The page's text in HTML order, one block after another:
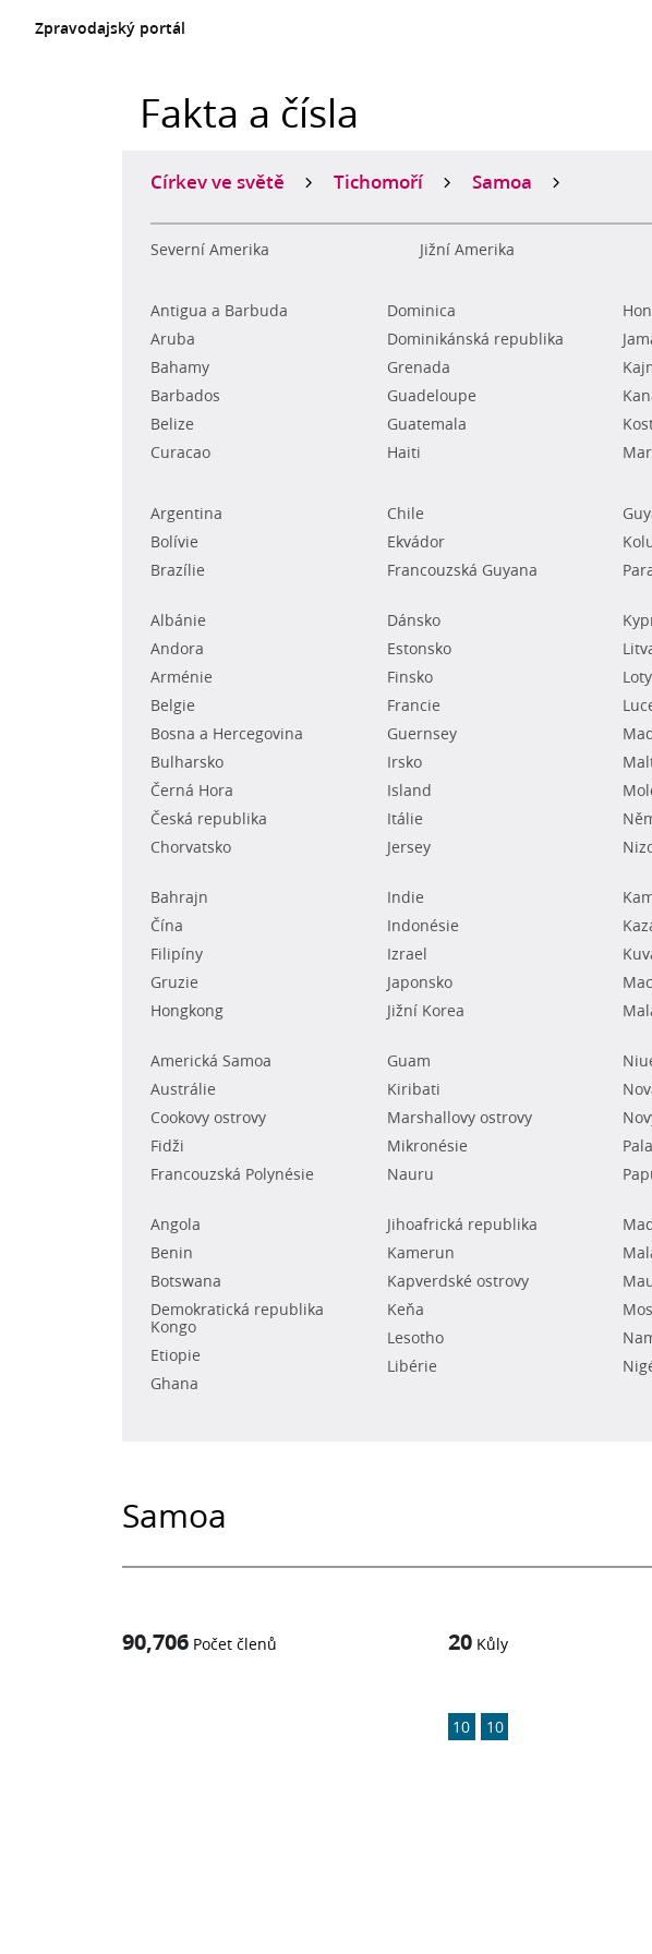
Zpravodajský portál
Fakta a čísla
Církev ve světě Tichomoří Samoa
Severní Amerika Jižní Amerika
Antigua a Barbuda
Aruba
Bahamy
Barbados
Belize
Curacao
Dominica
Dominikánská republika
Grenada
Guadeloupe
Guatemala
Haiti
Argentina
Bolívie
Brazílie
Chile
Ekvádor
Francouzská Guyana
Albánie
Andora
Arménie
Belgie
Bosna a Hercegovina
Bulharsko
Černá Hora
Česká republika
Chorvatsko
Dánsko
Estonsko
Finsko
Francie
Guernsey
Irsko
Island
Itálie
Jersey
Bahrajn
Čína
Filipíny
Gruzie
Hongkong
Indie
Indonésie
Izrael
Japonsko
Jižní Korea
Americká Samoa
Austrálie
Cookovy ostrovy
Fidži
Francouzská Polynésie
Guam
Kiribati
Marshallovy ostrovy
Mikronésie
Nauru
Angola
Benin
Botswana
Demokratická republika
Kongo
Etiopie
Ghana
Jihoafrická republika
Kamerun
Kapverdské ostrovy
Keňa
Lesotho
Libérie
Samoa
90,706 Počet členů 20 Kůly
10 10